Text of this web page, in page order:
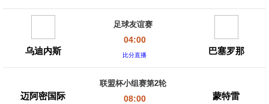
乌迪内斯
足球友谊赛
04:00
比分直播 巴塞罗那
迈阿密国际
联盟杯小组赛第2轮
08:00 蒙特雷